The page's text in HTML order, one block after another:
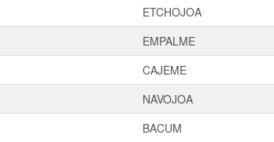
ETCHOJOA
EMPALME
CAJEME
NAVOJOA
BACUM